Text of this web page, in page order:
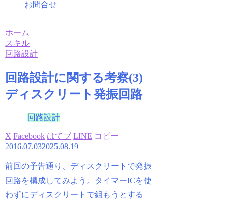
お問合せ
ホーム
スキル
回路設計
回路設計に関する考察(3)
ディスクリート発振回路
回路設計
X Facebook はてブ LINE コピー
2016.07.032025.08.19
前回の予告通り、ディスクリートで発振
回路を構成してみよう。タイマーICを使
わずにディスクリートで組もうとする